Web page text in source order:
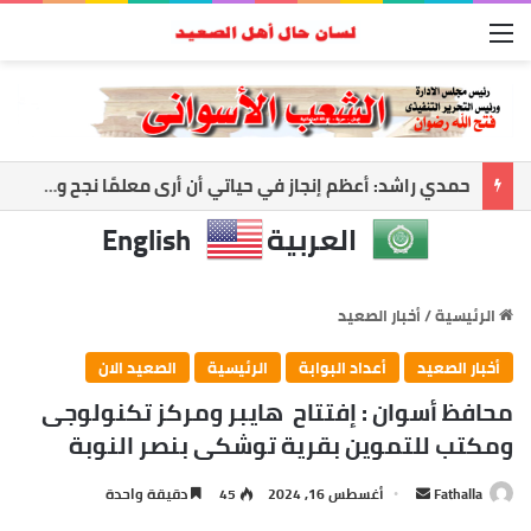
أسوان تواجه العاصفة.. رفع الجاهزية وتعليق الملاحة لحماية المواطنين
العربية English
الرئيسية/أخبار الصعيد
أخبار الصعيد
أعداد البوابة الرئيسية الصعيد الان
محافظ أسوان : إفتتاح هايبر ومركز تكنولوجى
ومكتب للتموين بقرية توشكى بنصر النوبة
Fathalla أغسطس 16, 2024 45 دقيقة واحدة